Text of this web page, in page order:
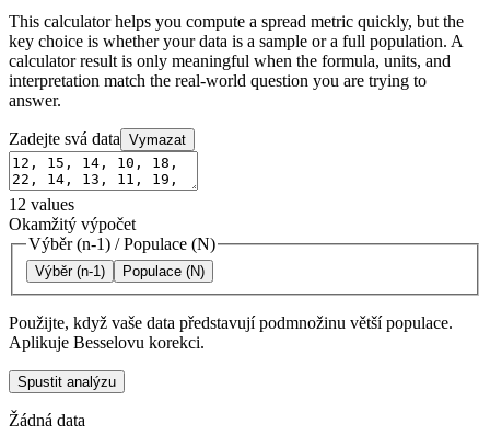
This calculator helps you compute a spread metric quickly, but the
key choice is whether your data is a sample or a full population. A
calculator result is only meaningful when the formula, units, and
interpretation match the real-world question you are trying to
answer.
Zadejte svá data Vymazat
12 values
Okamžitý výpočet
Výběr (n-1) /Populace (N)
Výběr (n-1) Populace (N)
Použijte, když vaše data představují podmnožinu větší populace.
Aplikuje Besselovu korekci.
Spustit analýzu
Žádná data